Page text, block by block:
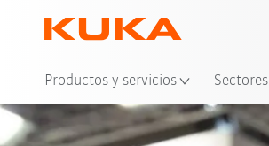
Productos y servicios Sectores